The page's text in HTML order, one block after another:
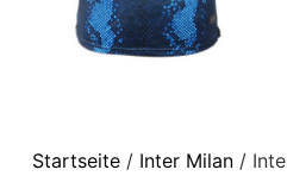
Startseite/ Inter Milan/